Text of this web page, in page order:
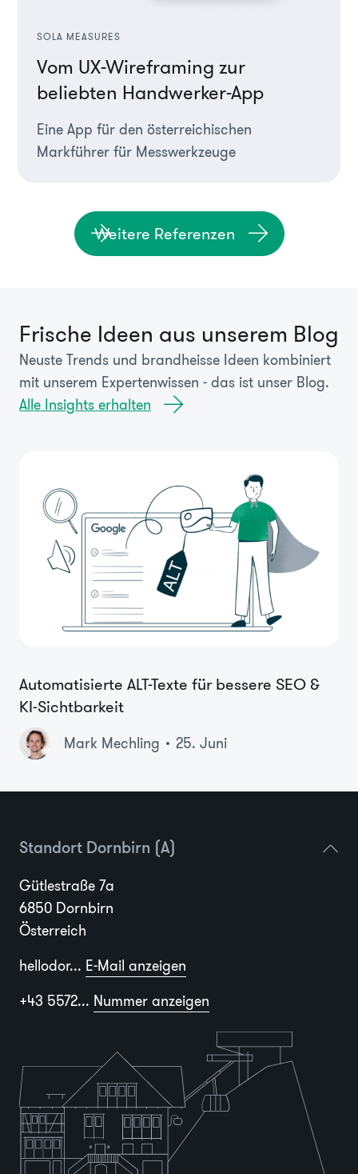
SOLA MEASURES
Vom UX-Wireframing zur
beliebten Handwerker-App
Eine App für den österreichischen
Markführer für Messwerkzeuge
Weitere Referenzen
Frische Ideen aus unserem Blog
Neuste Trends und brandheisse Ideen kombiniert
mit unserem Expertenwissen - das ist unser Blog.
Alle Insights erhalten
Automatisierte ALT-Texte für bessere SEO &
KI-Sichtbarkeit
Mark Mechling 25. Juni
Standort Dornbirn (A)
Gütlestraße 7a
6850 Dornbirn
Österreich
hellodor... E-Mail anzeigen
+43 5572... Nummer anzeigen